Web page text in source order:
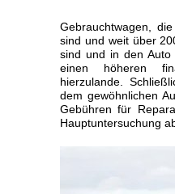
Gebrauchtwagen,
sind und weit über
sind und in den Auto
einen höheren
hierzulande.
dem gewöhnlichen
Gebühren für
Hauptuntersuchung